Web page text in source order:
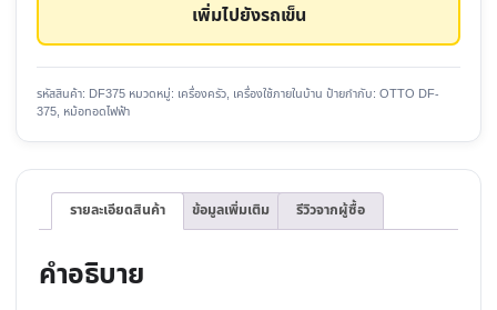
DF-
375
ชิ้น
เพิ่มไปยังรถเข็น
รหัสสินค้า: DF375 หมวดหมู่: เครื่องครัว, เครื่องใช้ภายในบ้าน ป้ายกำกับ: OTTO DF-
375, หม้อทอดไฟฟ้า
รายละเอียดสินค้า ข้อมูลเพิ่มเติม รีวิวจากผู้ซื้อ
คำอธิบาย